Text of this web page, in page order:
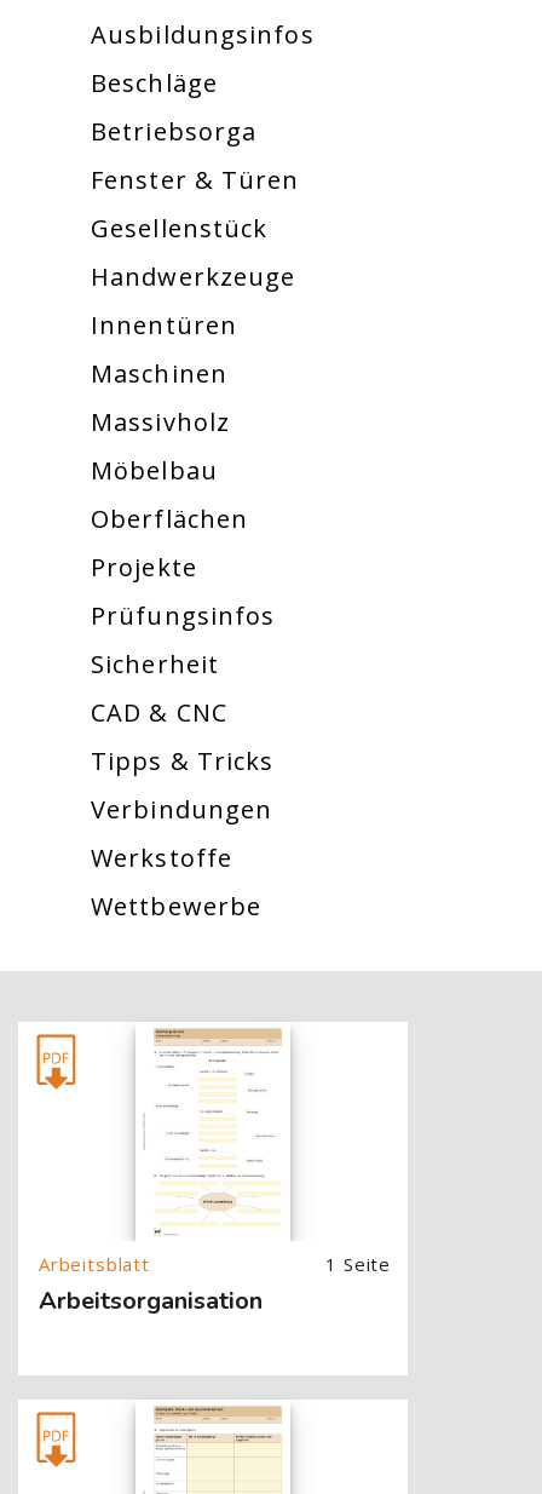
Ausbildungsinfos
Beschläge
Betriebsorga
Fenster & Türen
Gesellenstück
Handwerkzeuge
Innentüren
Maschinen
Massivholz
Möbelbau
Oberflächen
Projekte
Prüfungsinfos
Sicherheit
CAD & CNC
Tipps & Tricks
Verbindungen
Werkstoffe
Wettbewerbe
[Cocoon] About (Text with Image) überspringen
1 Seite
Arbeitsorganisation
[Cocoon] About (Text with Image) überspringen